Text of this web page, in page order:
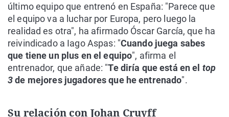
último equipo que entrenó en España: "Parece que
el equipo va a luchar por Europa, pero luego la
realidad es otra", ha afirmado Óscar García, que ha
reivindicado a Iago Aspas: "Cuando juega sabes
que tiene un plus en el equipo", afirma el
entrenador, que añade: "Te diría que está en el top
3de mejores jugadores que he entrenado".
Su relación con Johan Cruyff